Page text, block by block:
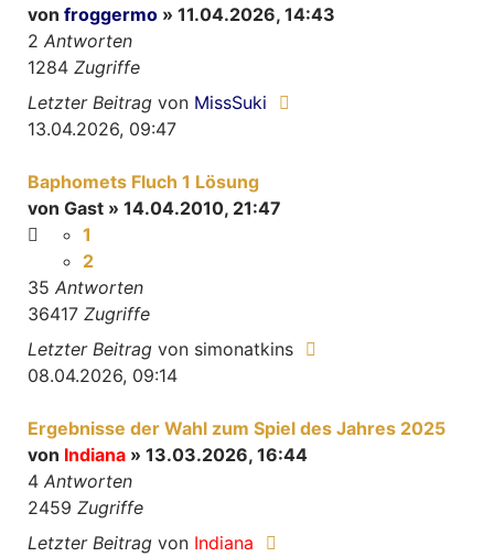
von froggermo » 11.04.2026, 14:43
2 Antworten
1284 Zugriffe
Letzter Beitrag von MissSuki
13.04.2026, 09:47
Baphomets Fluch 1 Lösung
von Gast » 14.04.2010, 21:47
1
2
35 Antworten
36417 Zugriffe
Letzter Beitrag von simonatkins
08.04.2026, 09:14
Ergebnisse der Wahl zum Spiel des Jahres 2025
von Indiana » 13.03.2026, 16:44
4 Antworten
2459 Zugriffe
Letzter Beitrag von Indiana